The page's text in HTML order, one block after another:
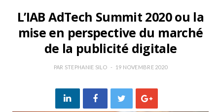
L’IAB AdTech Summit 2020 ou la
mise en perspective du marché
de la publicité digitale
PAR STEPHANIE SILO 19 NOVEMBRE 2020